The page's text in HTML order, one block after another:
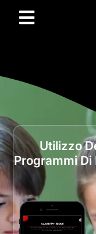
Utilizzo
Programmi